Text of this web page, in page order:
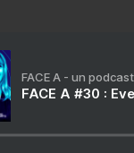
FACE A - un
FACE A #30 :